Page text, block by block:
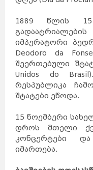
1889 წლის 15
იმპერატორი
Deodoro da
შეერთებული
Unidos do
რესპუბლიკა
შტატები ეწოდა.
15 ნოემბერი
დროს მთელი
კონცერტები და
იმართება.